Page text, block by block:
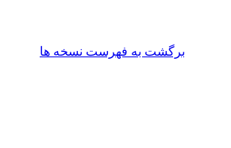
برگشت به فهرست نسخه ها